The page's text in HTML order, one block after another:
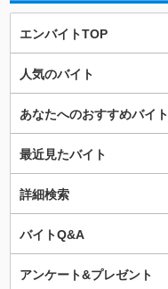
エンバイトTOP
人気のバイト
あなたへのおすすめバイト
最近見たバイト
詳細検索
バイトQ&A
アンケート&プレゼント